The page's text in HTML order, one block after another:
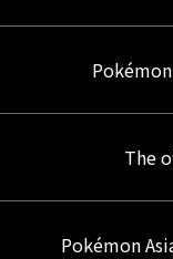
The
Pokémon